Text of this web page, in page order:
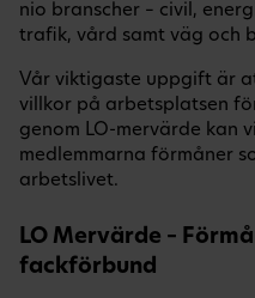
nio branscher – civil,
trafik, vård samt väg och
Vår viktigaste uppgift är
villkor på arbetsplatsen
genom LO-mervärde kan
medlemmarna förmåner
arbetslivet.
LO Mervärde –
fackförbund